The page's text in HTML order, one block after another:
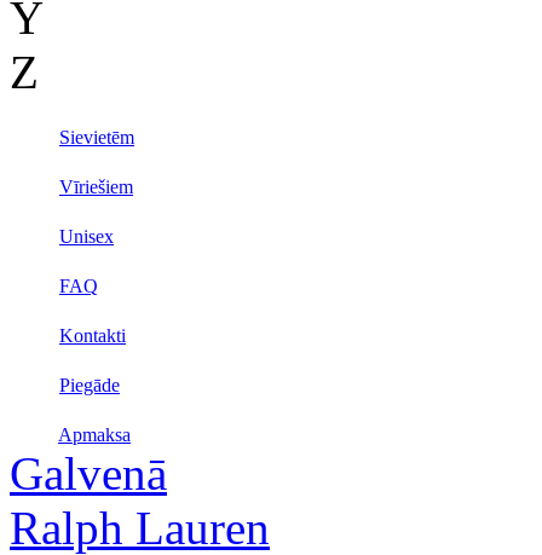
Y
Z
Sievietēm
Vīriešiem
Unisex
FAQ
Kontakti
Piegāde
Apmaksa
Galvenā
Ralph Lauren